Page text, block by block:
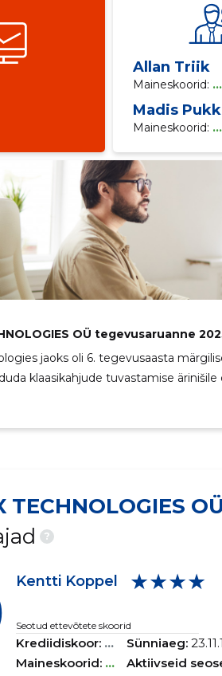
Allan Triik
Maineskoorid: ...
Madis
Maineskoorid: ...
OÜ tegevusaruanne
jaoks oli 6. tegevusaasta
klaasikahjude tuvastamise
TECHNOLOGIES
?
Kentti Koppel ★★★★
Seotud ettevõtete skoorid
Krediidiskoor: ...
Maineskoorid: ...
Sünniaeg:
Aktiivseid